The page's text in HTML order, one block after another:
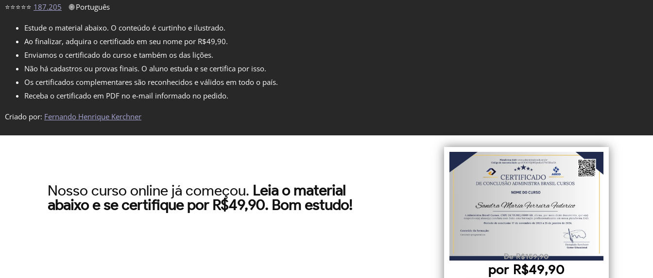
⭐⭐⭐⭐⭐ 187.205 🌐 Português
Estude o material abaixo. O conteúdo é curtinho e ilustrado.
Ao finalizar, adquira o certificado em seu nome por R$49,90.
Enviamos o certificado do curso e também os das lições.
Não há cadastros ou provas finais. O aluno estuda e se certifica por isso.
Os certificados complementares são reconhecidos e válidos em todo o país.
Receba o certificado em PDF no e-mail informado no pedido.
Criado por: Fernando Henrique Kerchner
Nosso curso online já começou. Leia o material
abaixo e se certifique por R$49,90. Bom estudo!
De R$159,90
por R$49,90